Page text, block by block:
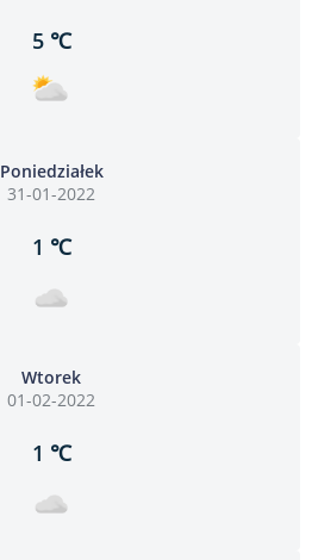
5 ℃
Poniedziałek
31-01-2022
1 ℃
Wtorek
01-02-2022
1 ℃